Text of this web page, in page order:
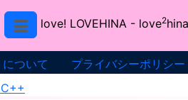
love! LOVEHINA - love2
ついて
プライバシーポリシー